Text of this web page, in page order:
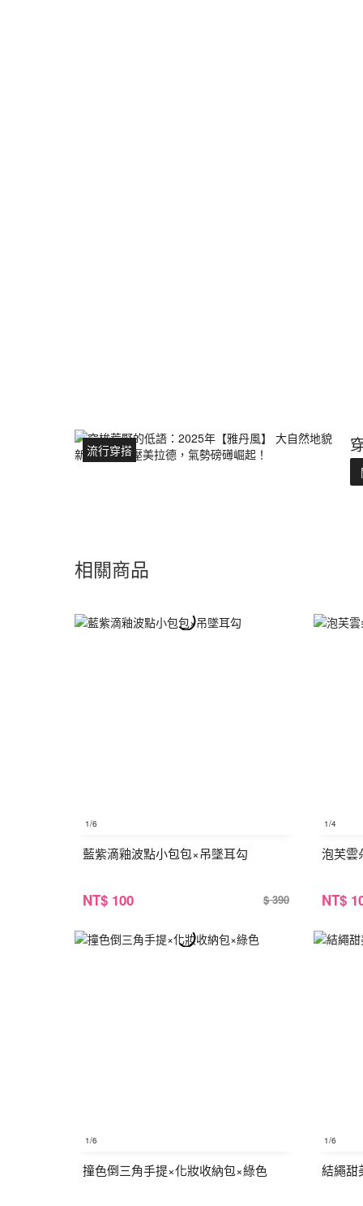
流行穿搭
相關商品
1/6
藍紫滴釉波點小包包×吊墜耳勾
NT$ 100 $ 390
1/4
泡芙雲
NT$
1/6
撞色倒三角手提×化妝收納包×綠色
1/6
結繩甜